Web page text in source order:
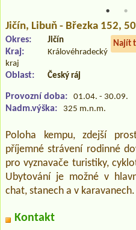
Jičín, Libuň - Březka 152,
Najít
Okres: Jičín
Kraj:
Královéhradecký
kraj
Oblast: Český ráj
Provozní doba: 01.04. - 30.09.
Nadm.výška: 325 m.n.m.
Poloha kempu, zdejší
příjemné strávení rodinné
pro vyznavače turistiky,
Ubytování je možné v
chat, stanech a v karavanech.
Kontakt